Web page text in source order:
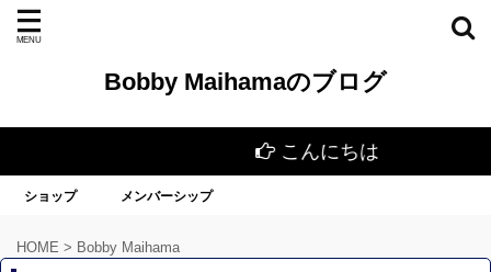
Bobby Maihamaのブログ
こんにちは
ショップ メンバーシップ
HOME > Bobby Maihama